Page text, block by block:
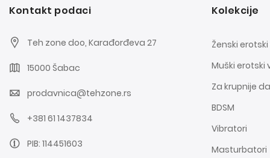
Kontakt podaci
Teh zone doo, Karađorđeva 27
15000 Šabac
prodavnica@tehzone.rs
+381 61 1437834
PIB: 114451603
Kolekcije
Ženski
Muški erotski
Za krupnije
BDSM
Vibratori
Masturbatori